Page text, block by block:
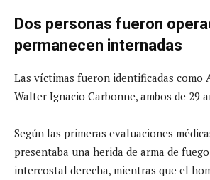
Dos personas fueron
permanecen internadas
Las víctimas fueron identificadas como
Walter Ignacio Carbonne, ambos de 29
Según las primeras evaluaciones
presentaba una herida de arma de
intercostal derecha, mientras que el